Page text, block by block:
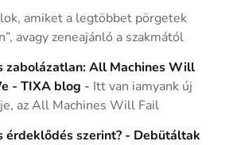
amiket a legtöbbet pörgetek
avagy zeneajánló a szakmától
zabolázatlan: All Machines Will
- TIXA blog - Itt van iamyank új
az All Machines Will Fail
érdeklődés szerint? - Debütáltak